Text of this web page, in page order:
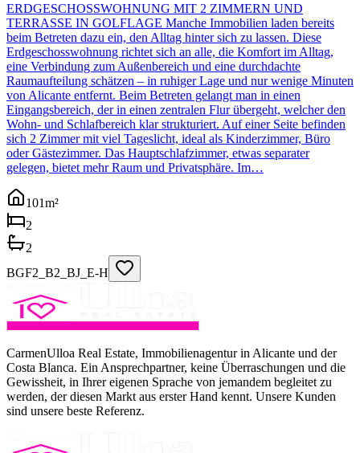
ERDGESCHOSSWOHNUNG MIT 2 ZIMMERN UND
TERRASSE IN GOLFLAGE Manche Immobilien laden bereits
beim Betreten dazu ein, den Alltag hinter sich zu lassen. Diese
Erdgeschosswohnung richtet sich an alle, die Komfort im Alltag,
eine Verbindung zum Außenbereich und eine durchdachte
Raumaufteilung schätzen – in ruhiger Lage und nur wenige Minuten
von Alicante entfernt. Beim Betreten gelangt man in einen
Eingangsbereich, der in einen zentralen Flur übergeht, welcher den
Wohn- und Schlafbereich klar strukturiert. Auf einer Seite befinden
sich 2 Zimmer mit viel Tageslicht, ideal als Kinderzimmer, Büro
oder Gästezimmer. Das Hauptschlafzimmer, etwas separater
gelegen, bietet mehr Raum und Privatsphäre. Im…
101m²
2
2
BGF2_B2_BJ_E-H
CarmenUlloa Real Estate, Immobilienagentur in Alicante und der
Costa Blanca. Ein Ansprechpartner, keine Überraschungen und die
Gewissheit, in Ihrer eigenen Sprache von jemandem begleitet zu
werden, der diesen Markt aus erster Hand kennt. Unsere Kunden
sind unsere beste Referenz.